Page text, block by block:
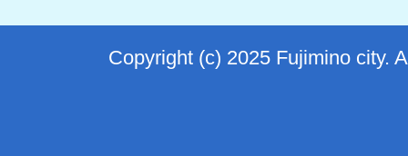
Copyright (c) 2025 Fujimino city.